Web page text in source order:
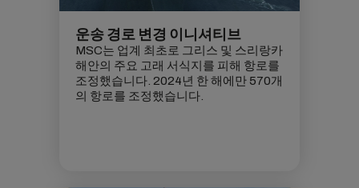
운송 경로 변경 이니셔티브
MSC는 업계 최초로 그리스 및 스리랑카
해안의 주요 고래 서식지를 피해 항로를
조정했습니다. 2024년 한 해에만 570개
의 항로를 조정했습니다.